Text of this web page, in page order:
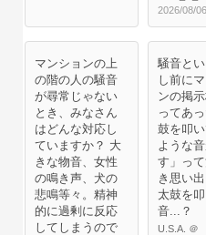
2026/08/06
マンションの上
の階の人の騒音
が尋常じゃない
とき、みなさん
はどんな対応し
ていますか？ 大
きな物音、女性
の鳴き声、犬の
悲鳴等々。精神
的に過剰に反応
してしまうので
騒音と
し前に
ンの掲
ってあ
鼓を叩
ような
す」っ
き思い出
太鼓を
音...？
U.S.A. ＠